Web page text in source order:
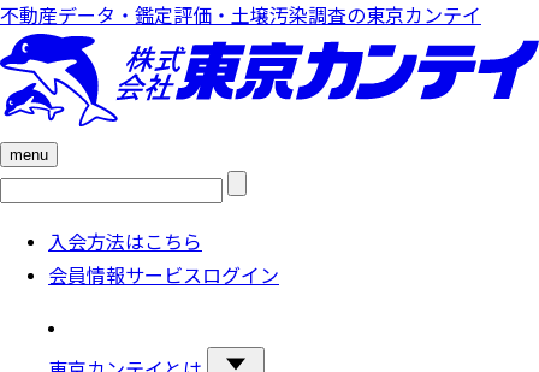
不動産データ・鑑定評価・土壌汚染調査の東京カンテイ
menu
検
入会方法はこちら
会員情報サービスログイン